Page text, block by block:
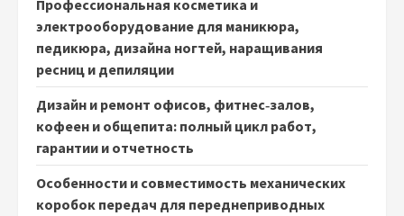
Профессиональная косметика и
электрооборудование для маникюра,
педикюра, дизайна ногтей, наращивания
ресниц и депиляции
Дизайн и ремонт офисов, фитнес‑залов,
кофеен и общепита: полный цикл работ,
гарантии и отчетность
Особенности и совместимость механических
коробок передач для переднеприводных